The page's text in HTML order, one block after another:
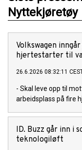
Nyttekjøretøy
Volkswagen
hjertestarter til
26.6.2026 08:32:11
- Skal leve opp til
arbeidsplass på fire
ID. Buzz går inn i
teknologiløft